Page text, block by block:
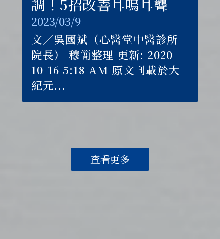
調！5招改善耳鳴耳聾
2023/03/9
文／吳國斌（心醫堂中醫診所
院長） 穆簡整理 更新: 2020-
10-16 5:18 AM 原文刊載於大
紀元...
查看更多